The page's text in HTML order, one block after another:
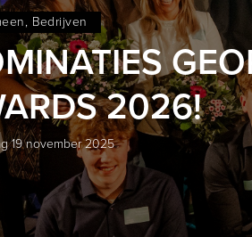
Bedrijven
2026!
19 november 2025